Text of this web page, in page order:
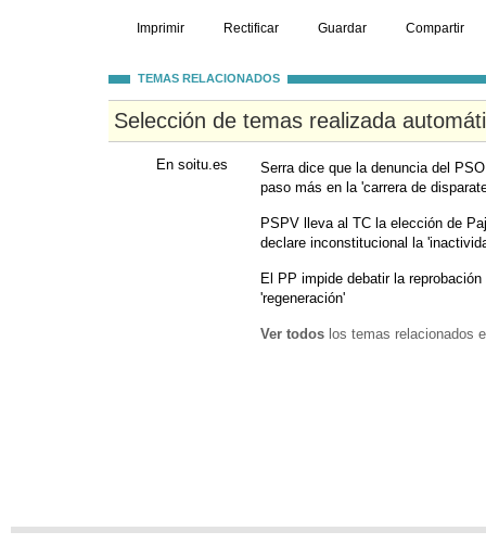
Imprimir Rectificar Guardar Compartir
TEMAS RELACIONADOS
Selección de temas realizada
En soitu.es
Serra dice que la denuncia del
paso más en la 'carrera de
PSPV lleva al TC la elección de
declare inconstitucional la
El PP impide debatir la
'regeneración'
Ver todos los temas relacionados